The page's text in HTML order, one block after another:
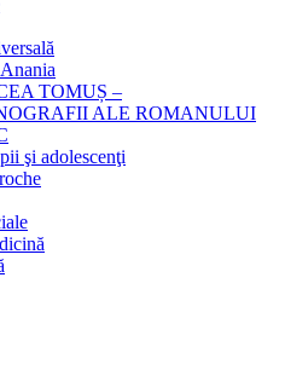
TOMUȘ –
ALE ROMANULUI
şi adolescenţi